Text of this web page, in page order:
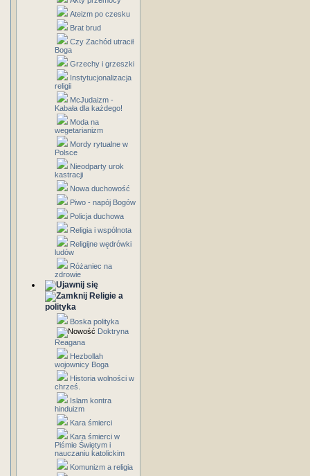
Ateizm po czesku
Brat brud
Czy Zachód utracił
Boga
Grzechy i grzeszki
Instytucjonalizacja
religii
McJudaizm -
Kabała dla każdego!
Moda na
wegetarianizm
Mordy rytualne w
Polsce
Nieodparty urok
kastracji
Nowa duchowość
Piwo - napój Bogów
Policja duchowa
Religia i wspólnota
Religijne wędrówki
ludów
Różaniec na
zdrowie
Religie a
polityka
Boska polityka
Doktryna
Reagana
Hezbollah
wojownicy Boga
Historia wolności w
chrześ.
Islam kontra
hinduizm
Kara śmierci
Kara śmierci w
Piśmie Świętym i
nauczaniu katolickim
Komunizm a religia